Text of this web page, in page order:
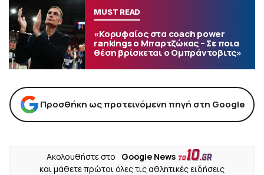
MUST READ
«Κορυφαίος στα coach power
rankings ο Μπαρτζώκας – Σε ποια
θέση βρίσκεται ο Ομπράντοβιτς»
Προσθήκη ως προτεινόμενη πηγή στη Google
Ακολουθήστε στο
Google News
και μάθετε πρώτοι όλες τις αθλητικές ειδήσεις